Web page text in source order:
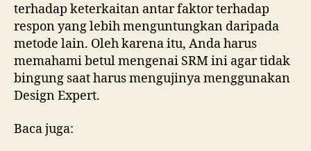
terhadap keterkaitan antar faktor terhadap
respon yang lebih menguntungkan daripada
metode lain. Oleh karena itu, Anda harus
memahami betul mengenai SRM ini agar tidak
bingung saat harus mengujinya menggunakan
Design Expert.
Baca juga: